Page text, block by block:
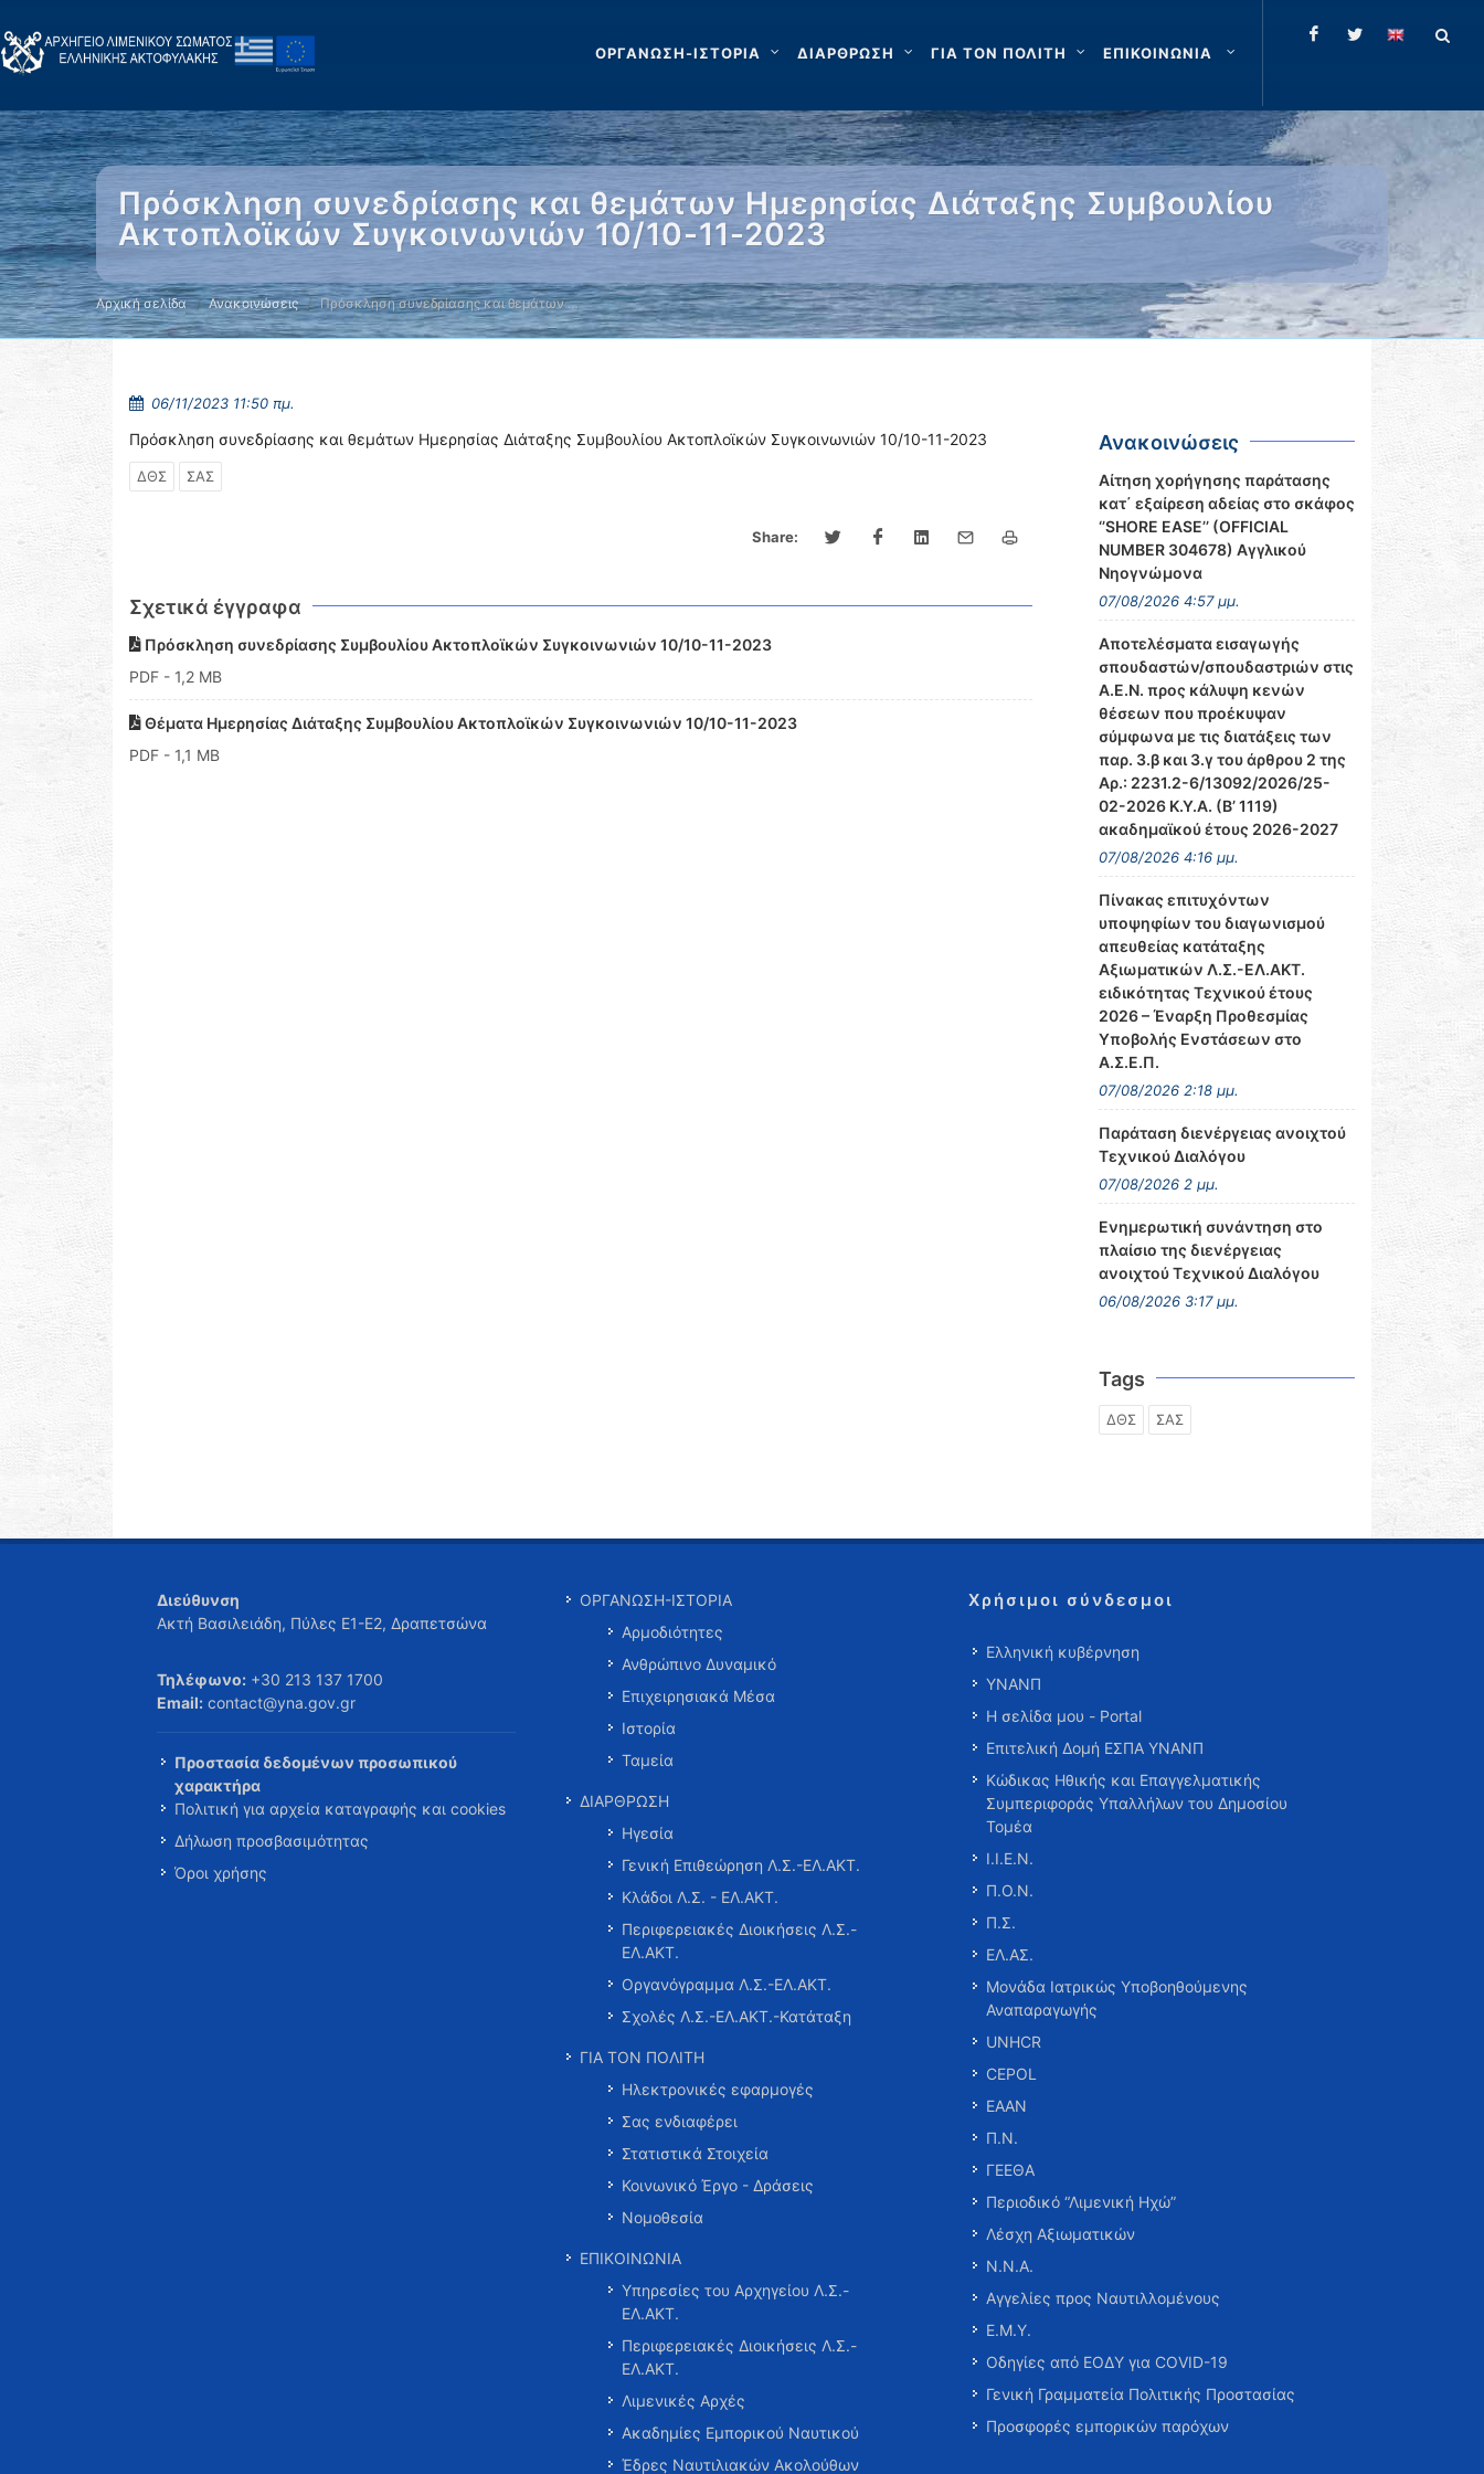
ΟΡΓΑΝΩΣΗ-ΙΣΤΟΡΙΑ ΔΙΑΡΘΡΩΣΗ ΓΙΑ ΤΟΝ ΠΟΛΙΤΗ ΕΠΙΚΟΙΝΩΝΙΑ
Πρόσκληση συνεδρίασης και θεμάτων Ημερησίας Διάταξης Συμβουλίου
Ακτοπλοϊκών Συγκοινωνιών 10/10-11-2023
Αρχική σελίδα Ανακοινώσεις Πρόσκληση συνεδρίασης και θεμάτων …
06/11/2023 11:50 πμ.
Πρόσκληση συνεδρίασης και θεμάτων Ημερησίας Διάταξης Συμβουλίου Ακτοπλοϊκών Συγκοινωνιών 10/10-11-2023
ΔΘΣ ΣΑΣ
Share:
Σχετικά έγγραφα
Πρόσκληση συνεδρίασης Συμβουλίου Ακτοπλοϊκών Συγκοινωνιών 10/10-11-2023
PDF - 1,2 MB
Θέματα Ημερησίας Διάταξης Συμβουλίου Ακτοπλοϊκών Συγκοινωνιών 10/10-11-2023
PDF - 1,1 MB
Ανακοινώσεις
Αίτηση χορήγησης παράτασης
κατ΄ εξαίρεση αδείας στο σκάφος
‘’SHORE EASE’’ (OFFICIAL
NUMBER 304678) Αγγλικού
Νηογνώμονα
07/08/2026 4:57 μμ.
Αποτελέσματα εισαγωγής
σπουδαστών/σπουδαστριών στις
Α.Ε.Ν. προς κάλυψη κενών
θέσεων που προέκυψαν
σύμφωνα με τις διατάξεις των
παρ. 3.β και 3.γ του άρθρου 2 της
Αρ.: 2231.2-6/13092/2026/25-
02-2026 Κ.Υ.Α. (Β’ 1119)
ακαδημαϊκού έτους 2026-2027
07/08/2026 4:16 μμ.
Πίνακας επιτυχόντων
υποψηφίων του διαγωνισμού
απευθείας κατάταξης
Αξιωματικών Λ.Σ.-ΕΛ.ΑΚΤ.
ειδικότητας Τεχνικού έτους
2026 – Έναρξη Προθεσμίας
Υποβολής Ενστάσεων στο
Α.Σ.Ε.Π.
07/08/2026 2:18 μμ.
Παράταση διενέργειας ανοιχτού
Τεχνικού Διαλόγου
07/08/2026 2 μμ.
Ενημερωτική συνάντηση στο
πλαίσιο της διενέργειας
ανοιχτού Τεχνικού Διαλόγου
06/08/2026 3:17 μμ.
Tags
ΔΘΣ ΣΑΣ
Διεύθυνση
Ακτή Βασιλειάδη, Πύλες Ε1-Ε2, Δραπετσώνα
Τηλέφωνο: +30 213 137 1700
Email: contact@yna.gov.gr
Προστασία δεδομένων προσωπικού
χαρακτήρα
Πολιτική για αρχεία καταγραφής και cookies
Δήλωση προσβασιμότητας
Όροι χρήσης
ΟΡΓΑΝΩΣΗ-ΙΣΤΟΡΙΑ
Αρμοδιότητες
Ανθρώπινο Δυναμικό
Επιχειρησιακά Μέσα
Ιστορία
Ταμεία
ΔΙΑΡΘΡΩΣΗ
Ηγεσία
Γενική Επιθεώρηση Λ.Σ.-ΕΛ.ΑΚΤ.
Κλάδοι Λ.Σ. - ΕΛ.ΑΚΤ.
Περιφερειακές Διοικήσεις Λ.Σ.-
ΕΛ.ΑΚΤ.
Οργανόγραμμα Λ.Σ.-ΕΛ.ΑΚΤ.
Σχολές Λ.Σ.-ΕΛ.ΑΚΤ.-Κατάταξη
ΓΙΑ ΤΟΝ ΠΟΛΙΤΗ
Ηλεκτρονικές εφαρμογές
Σας ενδιαφέρει
Στατιστικά Στοιχεία
Κοινωνικό Έργο - Δράσεις
Νομοθεσία
ΕΠΙΚΟΙΝΩΝΙΑ
Υπηρεσίες του Αρχηγείου Λ.Σ.-
ΕΛ.ΑΚΤ.
Περιφερειακές Διοικήσεις Λ.Σ.-
ΕΛ.ΑΚΤ.
Λιμενικές Αρχές
Ακαδημίες Εμπορικού Ναυτικού
Έδρες Ναυτιλιακών Ακολούθων
Χρήσιμοι σύνδεσμοι
Ελληνική κυβέρνηση
ΥΝΑΝΠ
Η σελίδα μου - Portal
Επιτελική Δομή ΕΣΠΑ ΥΝΑΝΠ
Κώδικας Ηθικής και Επαγγελματικής
Συμπεριφοράς Υπαλλήλων του Δημοσίου
Τομέα
Ι.Ι.Ε.Ν.
Π.Ο.Ν.
Π.Σ.
ΕΛ.ΑΣ.
Μονάδα Ιατρικώς Υποβοηθούμενης
Αναπαραγωγής
UNHCR
CEPOL
ΕΑΑΝ
Π.Ν.
ΓΕΕΘΑ
Περιοδικό “Λιμενική Ηχώ”
Λέσχη Αξιωματικών
Ν.Ν.Α.
Αγγελίες προς Ναυτιλλομένους
Ε.Μ.Υ.
Οδηγίες από ΕΟΔΥ για COVID-19
Γενική Γραμματεία Πολιτικής Προστασίας
Προσφορές εμπορικών παρόχων